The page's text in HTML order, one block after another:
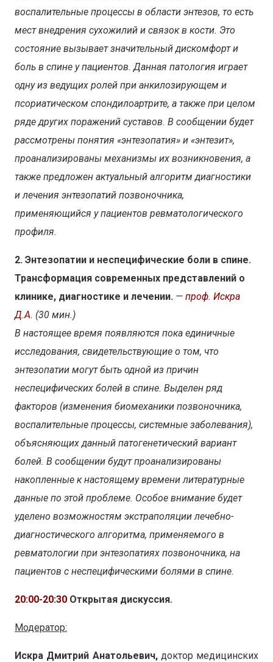
воспалительные процессы в области энтезов, то есть
мест внедрения сухожилий и связок в кости. Это
состояние вызывает значительный дискомфорт и
боль в спине у пациентов. Данная патология играет
одну из ведущих ролей при анкилозирующем и
псориатическом спондилоартрите, а также при целом
ряде других поражений суставов. В сообщении будет
рассмотрены понятия «энтезопатия» и «энтезит»,
проанализированы механизмы их возникновения, а
также предложен актуальный алгоритм диагностики
и лечения энтезопатий позвоночника,
применяющийся у пациентов ревматологического
профиля.
2. Энтезопатии и неспецифические боли в спине.
Трансформация современных представлений о
клинике, диагностике и лечении. — проф. Искра
Д.А. (30 мин.)
В настоящее время появляются пока единичные
исследования, свидетельствующие о том, что
энтезопатии могут быть одной из причин
неспецифических болей в спине. Выделен ряд
факторов (изменения биомеханики позвоночника,
воспалительные процессы, системные заболевания),
объясняющих данный патогенетический вариант
болей. В сообщении будут проанализированы
накопленные к настоящему времени литературные
данные по этой проблеме. Особое внимание будет
уделено возможностям экстраполяции лечебно-
диагностического алгоритма, применяемого в
ревматологии при энтезопатиях позвоночника, на
пациентов с неспецифическими болями в спине.
20:00-20:30 Открытая дискуссия.
Модератор:
Искра Дмитрий Анатольевич, доктор медицинских